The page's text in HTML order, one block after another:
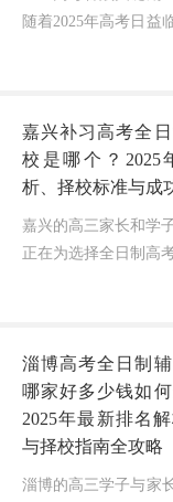
随着2025年高考日益
嘉兴补习高考全
校是哪个？2025
析、择校标准与成
嘉兴的高三家长和学
正在为选择全日制高
日...
淄博高考全日制
哪家好多少钱如
2025年最新排名
与择校指南全攻略
淄博的高三学子与家